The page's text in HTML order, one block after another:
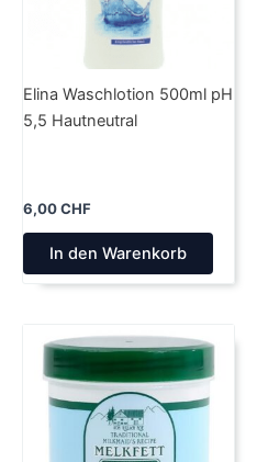
Elina Waschlotion 500ml pH
5,5 Hautneutral
6,00CHF
In den Warenkorb